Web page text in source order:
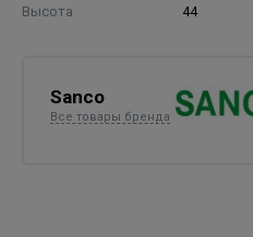
Высота 44
Sanco
Все товары бренда